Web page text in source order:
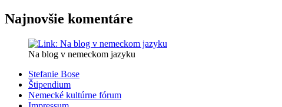
Najnovšie komentáre
Na blog v nemeckom jazyku
Stefanie Bose
Štipendium
Nemecké kultúrne fórum